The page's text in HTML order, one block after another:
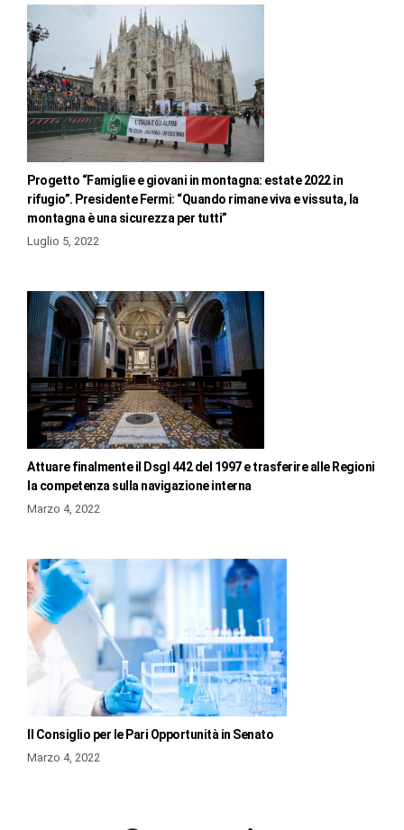
Progetto “Famiglie e giovani in montagna: estate 2022 in
rifugio”. Presidente Fermi: “Quando rimane viva e vissuta, la
montagna è una sicurezza per tutti”
Luglio 5, 2022
Attuare finalmente il Dsgl 442 del 1997 e trasferire alle Regioni
la competenza sulla navigazione interna
Marzo 4, 2022
Il Consiglio per le Pari Opportunità in Senato
Marzo 4, 2022